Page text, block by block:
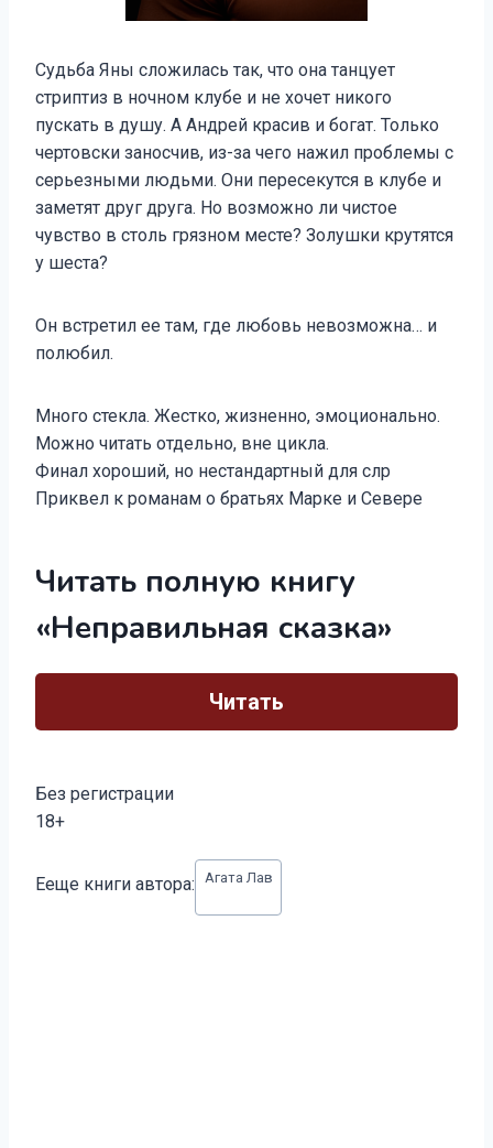
Судьба Яны сложилась так, что она танцует
стриптиз в ночном клубе и не хочет никого
пускать в душу. А Андрей красив и богат. Только
чертовски заносчив, из-за чего нажил проблемы с
серьезными людьми. Они пересекутся в клубе и
заметят друг друга. Но возможно ли чистое
чувство в столь грязном месте? Золушки крутятся
у шеста?
Он встретил ее там, где любовь невозможна… и
полюбил.
Много стекла. Жестко, жизненно, эмоционально.
Можно читать отдельно, вне цикла.
Финал хороший, но нестандартный для слр
Приквел к романам о братьях Марке и Севере
Читать полную книгу
«Неправильная сказка»
Читать
Без регистрации
18+
записи:
Ееще книги автора: Агата Лав